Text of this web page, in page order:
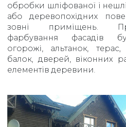
обробки шліфованої і
або деревопохідних
зовні приміщень.
фарбування фасадів
огорожі, альтанок, терас,
балок, дверей, віконних
елементів деревини.